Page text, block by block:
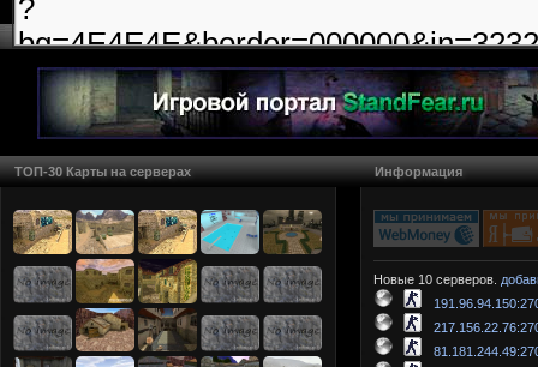
ТОП-30 Карты на серверах Информация
Новые 10 серверов.